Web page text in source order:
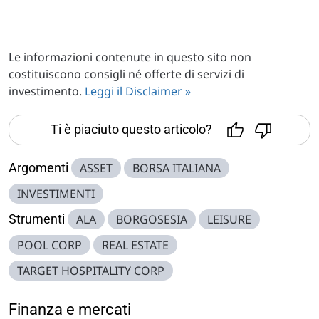
Le informazioni contenute in questo sito non
costituiscono consigli né offerte di servizi di
investimento. Leggi il Disclaimer »
Ti è piaciuto questo articolo?
Argomenti ASSET
BORSA ITALIANA
INVESTIMENTI
Strumenti ALA BORGOSESIA
LEISURE
POOL CORP
REAL ESTATE
TARGET HOSPITALITY CORP
Finanza e mercati